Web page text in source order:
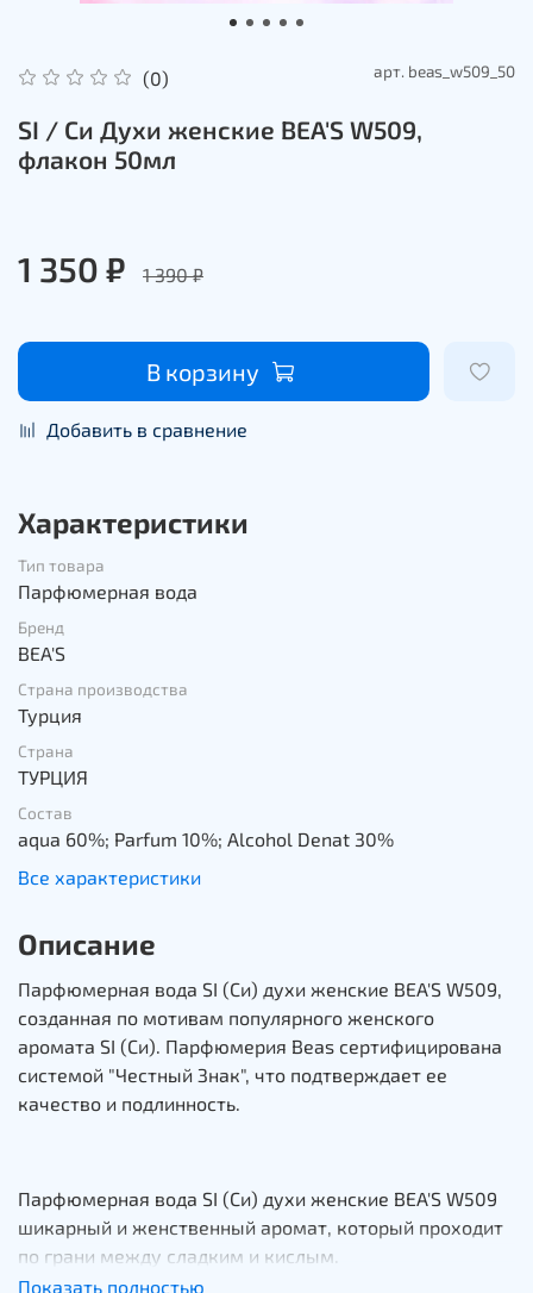
(0) арт. beas_w509_50
SI / Си Духи женские BEA'S W509,
флакон 50мл
1 350 ₽ 1 390 ₽
В корзину
Добавить в сравнение
Характеристики
Тип товара
Парфюмерная вода
Бренд
BEA'S
Страна производства
Турция
Страна
ТУРЦИЯ
Состав
aqua 60%; Parfum 10%; Alcohol Denat 30%
Все характеристики
Описание
Парфюмерная вода SI (Си) духи женские BEA'S W509,
созданная по мотивам популярного женского
аромата SI (Си). Парфюмерия Beas сертифицирована
системой "Честный Знак", что подтверждает ее
качество и подлинность.
Парфюмерная вода SI (Си) духи женские BEA'S W509
шикарный и женственный аромат, который проходит
по грани между сладким и кислым.
Показать полностью